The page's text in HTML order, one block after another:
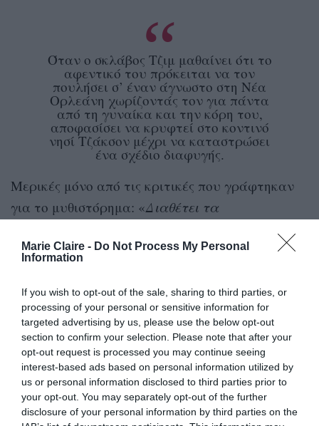
Marie Claire - Do Not Process My Personal
Information
If you wish to opt-out of the sale, sharing to third parties, or
processing of your personal or sensitive information for
targeted advertising by us, please use the below opt-out
section to confirm your selection. Please note that after your
opt-out request is processed you may continue seeing
interest-based ads based on personal information utilized by
us or personal information disclosed to third parties prior to
your opt-out. You may separately opt-out of the further
disclosure of your personal information by third parties on the
Όταν ο σκλάβος Τζιμ μαθαίνει ότι το
αφεντικό του πρόκειται να τον
πουλήσει σ’ έναν άγνωστο στη Νέα
Ορλεάνη χωρίζοντάς τον για πάντα
από τη γυναίκα και την κόρη του,
αποφασίσει να κρυφτεί στο κοντινό
νησί Τζάκσον μέχρι να καταστρώσει
ένα σχέδιο διαφυγής.
Μερικές μόνο από τις κριτικές που γράφτηκαν
για το μυθιστόρημα: «Διαθέτει τα
κλασικό» (The Sunday Times),
(The Observer), «Το έργο ενός Αμερικανού
δεξιοτέχνη στο απόγειο της δύναμής του»
(Financial Times).